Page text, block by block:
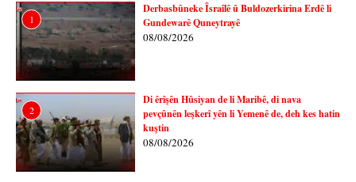
1
Derbasbûneke Îsraîlê û Buldozerkirina Erdê li
Gundewarê Quneytrayê
08/08/2026
2
Di êrîşên Hûsiyan de li Maribê, di nava
pevçûnên leşkerî yên li Yemenê de, deh kes hatin
kuştin
08/08/2026